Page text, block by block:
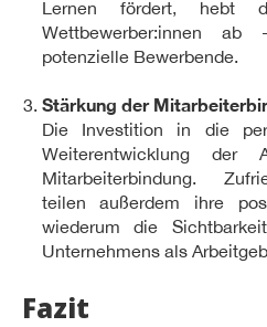
Lernen fördert, hebt
Wettbewerber:innen
potenzielle Bewerbende.
Stärkung der
Die Investition in die
Weiterentwicklung der
Mitarbeiterbindung.
teilen außerdem ihre
wiederum die
Unternehmens als
Fazit